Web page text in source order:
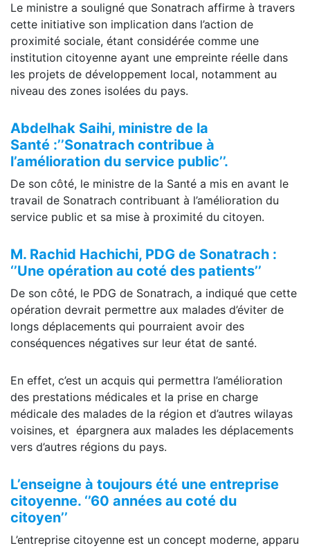
Le ministre a souligné que Sonatrach affirme à travers
cette initiative son implication dans l’action de
proximité sociale, étant considérée comme une
institution citoyenne ayant une empreinte réelle dans
les projets de développement local, notamment au
niveau des zones isolées du pays.
Abdelhak Saihi, ministre de la
Santé :’’Sonatrach contribue à
l’amélioration du service public’’.
De son côté, le ministre de la Santé a mis en avant le
travail de Sonatrach contribuant à l’amélioration du
service public et sa mise à proximité du citoyen.
M. Rachid Hachichi, PDG de Sonatrach :
‘’Une opération au coté des patients’’
De son côté, le PDG de Sonatrach, a indiqué que cette
opération devrait permettre aux malades d’éviter de
longs déplacements qui pourraient avoir des
conséquences négatives sur leur état de santé.
En effet, c’est un acquis qui permettra l’amélioration
des prestations médicales et la prise en charge
médicale des malades de la région et d’autres wilayas
voisines, et épargnera aux malades les déplacements
vers d’autres régions du pays.
L’enseigne à toujours été une entreprise
citoyenne. ‘’60 années au coté du
citoyen’’
L’entreprise citoyenne est un concept moderne, apparu